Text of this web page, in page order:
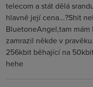
telecom a stát dělá
hlavně její cena...?Shit
BluetoneAngel,tam
zamrazil někde v
256kbit běhající na
hehe